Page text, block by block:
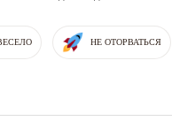
НЕ ОТОРВАТЬСЯ